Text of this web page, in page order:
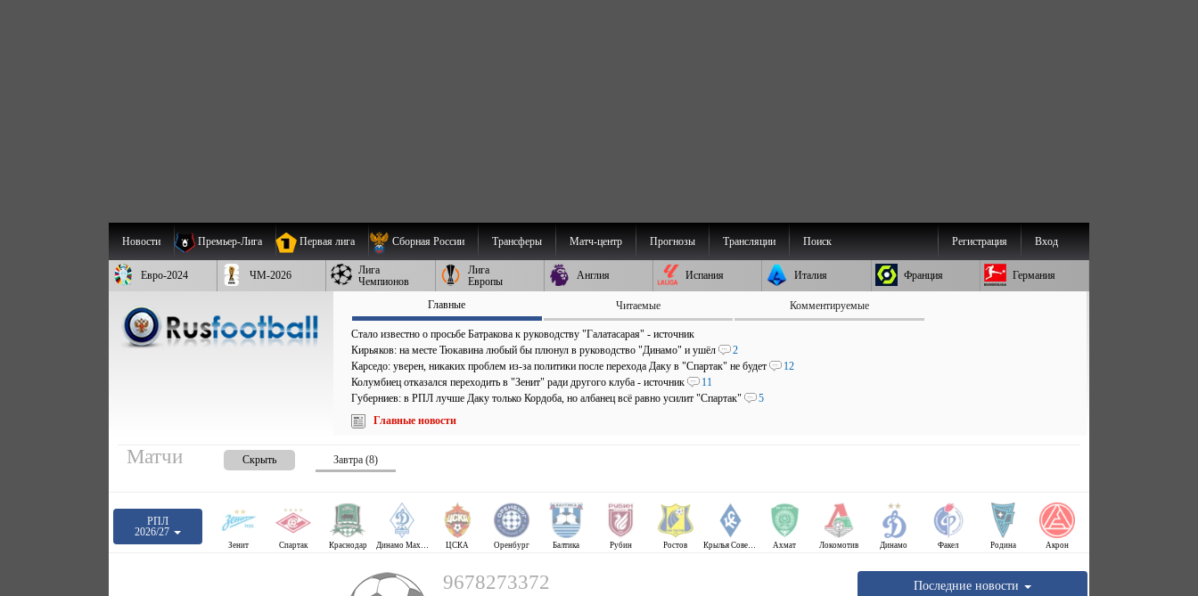
Новости Премьер-Лига Первая лига Сборная России Трансферы Матч-центр Прогнозы Трансляции Поиск Вход
Регистрация
Евро-2024 ЧМ-2026
Лига
Чемпионов
Лига
Европы
Англия Испания Италия Франция Германия
Главные Читаемые Комментируемые
Стало известно о просьбе Батракова к руководству "Галатасарая" - источник
Кирьяков: на месте Тюкавина любый бы плюнул в руководство "Динамо" и ушёл
2
Карседо: уверен, никаких проблем из-за политики после перехода Даку в "Спартак" не будет
12
Колумбиец отказался переходить в "Зенит" ради другого клуба - источник
11
Губерниев: в РПЛ лучше Даку только Кордоба, но албанец всё равно усилит "Спартак"
5
Главные новости
Матчи Скрыть Завтра (8)
РПЛ
2026/27
Зенит Спартак Краснодар Динамо Махачкала ЦСКА Оренбург Балтика Рубин Ростов Крылья Советов Ахмат Локомотив Динамо Факел Родина Акрон
9678273372 Последние новости